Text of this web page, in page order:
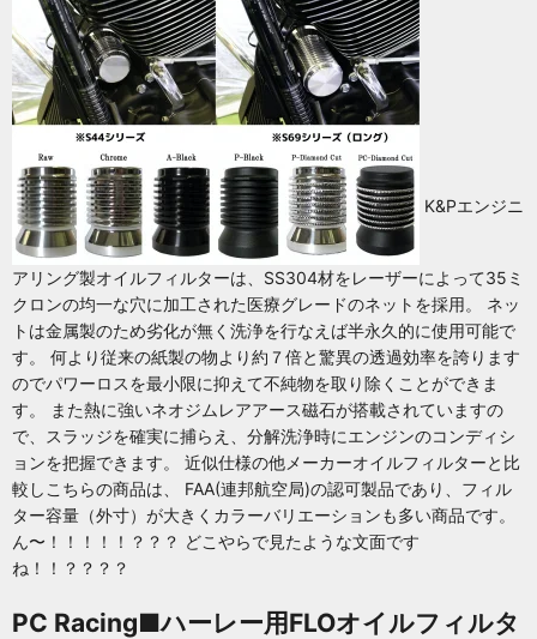
K&Pエンジニ
アリング製オイルフィルターは、SS304材をレーザーによって35ミ
クロンの均一な穴に加工された医療グレードのネットを採用。 ネッ
トは金属製のため劣化が無く洗浄を行なえば半永久的に使用可能で
す。 何より従来の紙製の物より約７倍と驚異の透過効率を誇ります
のでパワーロスを最小限に抑えて不純物を取り除くことができま
す。 また熱に強いネオジムレアアース磁石が搭載されていますの
で、スラッジを確実に捕らえ、分解洗浄時にエンジンのコンディシ
ョンを把握できます。 近似仕様の他メーカーオイルフィルターと比
較しこちらの商品は、 FAA(連邦航空局)の認可製品であり、フィル
ター容量（外寸）が大きくカラーバリエーションも多い商品です。
ん〜！！！！！？？？ どこやらで見たような文面です
ね！！？？？？
PC Racing■ハーレー用FLOオイルフィルタ